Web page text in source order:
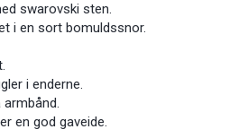
swarovski sten.
i en sort bomuldssnor.
i enderne.
armbånd.
en god gaveide.